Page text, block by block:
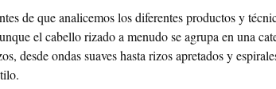
de que analicemos los diferentes productos y
el cabello rizado a menudo se agrupa en una
desde ondas suaves hasta rizos apretados y